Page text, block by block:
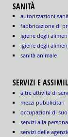
SANITÀ
autorizzazioni
fabbricazione di
igiene degli
igiene degli
sanità animale
SERVIZI E
altre attività di
mezzi pubblicitari
occupazioni di
servizi alla persona
servizi delle